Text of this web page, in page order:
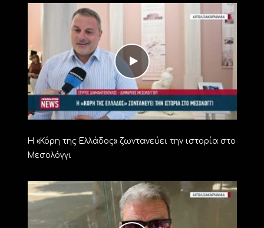
Η «Κόρη της Ελλάδος» ζωντανεύει την ιστορία στο
Μεσολόγγι